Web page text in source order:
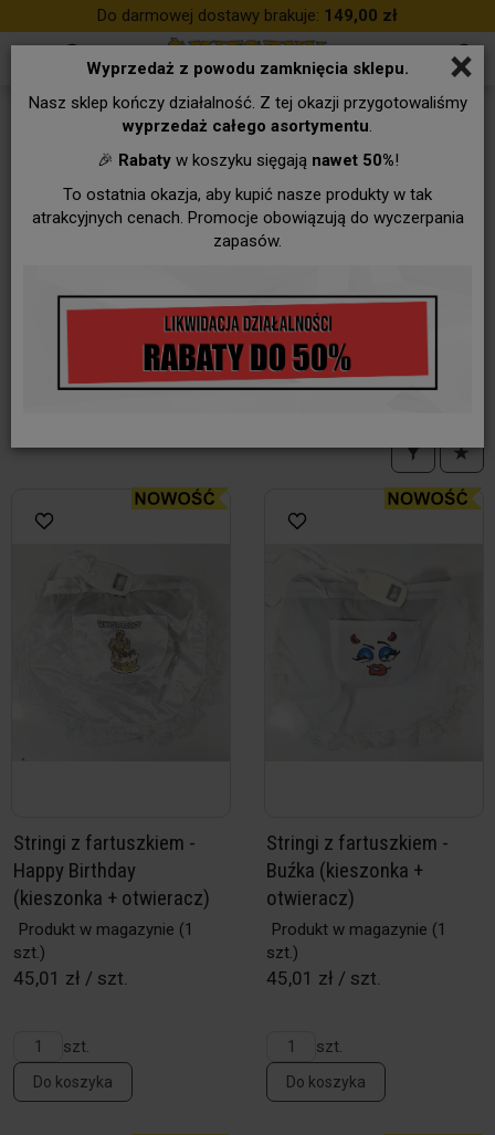
×
Wyprzedaż z powodu zamknięcia sklepu.
Nasz sklep kończy działalność. Z tej okazji przygotowaliśmy
wyprzedaż całego asortymentu.
🎉 Rabatyw koszyku sięgają nawet 50%!
To ostatnia okazja, aby kupić nasze produkty w tak
atrakcyjnych cenach. Promocje obowiązują do wyczerpania
zapasów.
Do darmowej dostawy brakuje: 149,00 zł
PREZENTY ODZIEŻOWE
BOKSERKI, STRINGI CZAPKI FARTUSZKI
KAMIZELKI
SKARPETY ŚLINIAKI TORBY, PLECAKI
Dla PSIARZY - nowość
Stringi z fartuszkiem -
Happy Birthday
(kieszonka + otwieracz)
Produkt w magazynie (1
szt.)
45,01 zł / szt.
szt.
Do koszyka
Stringi z fartuszkiem -
Buźka (kieszonka +
otwieracz)
Produkt w magazynie (1
szt.)
45,01 zł / szt.
szt.
Do koszyka